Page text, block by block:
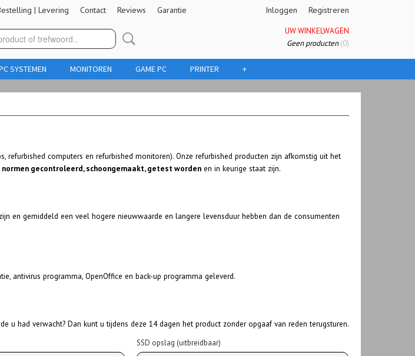
| Levering Contact Reviews Garantie Inloggen Registreren
UW WINKELWAGEN
Geen producten(0)
SYSTEMEN MONITOREN GAME PC PRINTER +
computers en refurbished monitoren). Onze refurbished producten zijn afkomstig uit het
gecontroleerd, schoongemaakt, getest worden en in keurige staat zijn.
en gemiddeld een veel hogere nieuwwaarde en langere levensduur hebben dan de consumenten
antivirus programma, OpenOffice en back-up programma geleverd.
had verwacht? Dan kunt u tijdens deze 14 dagen het product zonder opgaaf van reden terugsturen.
SSD opslag (uitbreidbaar)